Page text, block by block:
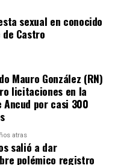
sexual en conocido
Castro
Mauro González (RN)
licitaciones en la
por casi 300
atras
salió a dar
polémico registro